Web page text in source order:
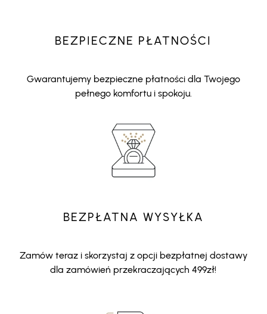
BEZPIECZNE PŁATNOŚCI
Gwarantujemy bezpieczne płatności dla Twojego
pełnego komfortu i spokoju.
BEZPŁATNA WYSYŁKA
Zamów teraz i skorzystaj z opcji bezpłatnej dostawy
dla zamówień przekraczających 499zł!